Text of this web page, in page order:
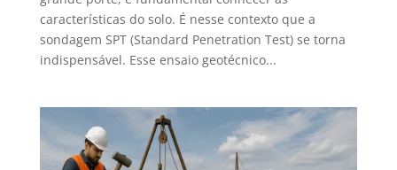
características do solo. É nesse contexto que a
sondagem SPT (Standard Penetration Test) se torna
indispensável. Esse ensaio geotécnico...